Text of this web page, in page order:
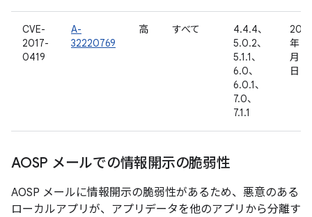
CVE-
2017-
0419
A-
32220769
高 すべて
4.4.4、
5.0.2、
5.1.1、
6.0、
6.0.1、
7.0、
7.1.1
2016
年
月 15
日
AOSP メールでの情報開示の脆弱性
AOSP メールに情報開示の脆弱性があるため、悪意のある
ローカルアプリが、アプリデータを他のアプリから分離す